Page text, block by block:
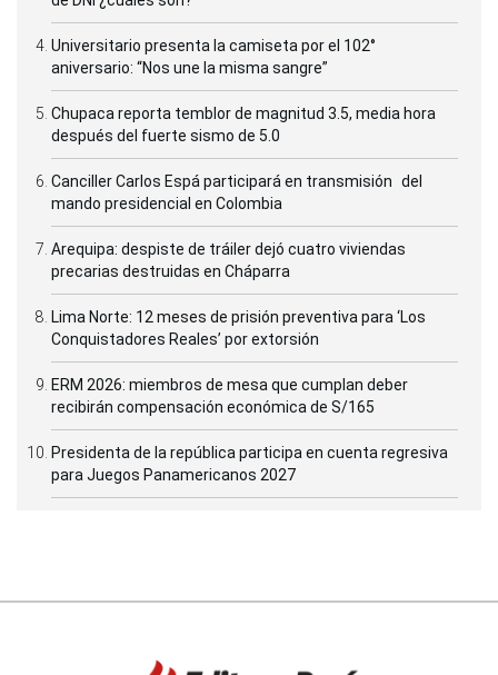
Universitario presenta la camiseta por el 102°
aniversario: “Nos une la misma sangre”
Chupaca reporta temblor de magnitud 3.5, media hora
después del fuerte sismo de 5.0
Canciller Carlos Espá participará en transmisión del
mando presidencial en Colombia
Arequipa: despiste de tráiler dejó cuatro viviendas
precarias destruidas en Cháparra
Lima Norte: 12 meses de prisión preventiva para ‘Los
Conquistadores Reales’ por extorsión
ERM 2026: miembros de mesa que cumplan deber
recibirán compensación económica de S/165
Presidenta de la república participa en cuenta regresiva
para Juegos Panamericanos 2027